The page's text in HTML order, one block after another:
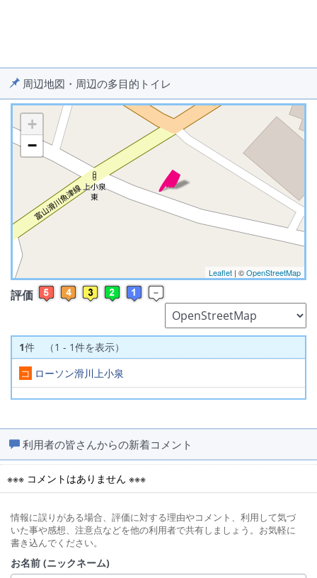
周辺地図・周辺の多目的トイレ
※ マップを検索、表示中です ※
+
−
Leaflet | ©OpenStreetMap
評価
1件 （1 - 1件を表示）
コ ローソン滑川上小泉
利用者の皆さんからの新着コメント
※※※ コメントはありません ※※※
情報に誤りがある場合、評価に対する理由やコメント、利用して気づ
いた事や感想、注意点などを他の利用者で共有しましょう。お気軽に
書き込んでください。
お名前 (ニックネーム)